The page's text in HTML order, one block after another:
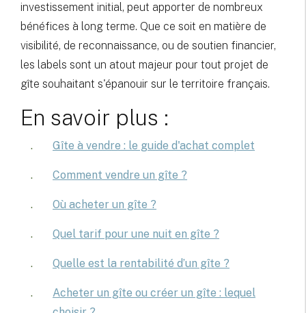
investissement initial, peut apporter de nombreux
bénéfices à long terme. Que ce soit en matière de
visibilité, de reconnaissance, ou de soutien financier,
les labels sont un atout majeur pour tout projet de
gîte souhaitant s'épanouir sur le territoire français.
En savoir plus :
Gîte à vendre : le guide d'achat complet
Comment vendre un gîte ?
Où acheter un gîte ?
Quel tarif pour une nuit en gîte ?
Quelle est la rentabilité d’un gîte ?
Acheter un gîte ou créer un gîte : lequel